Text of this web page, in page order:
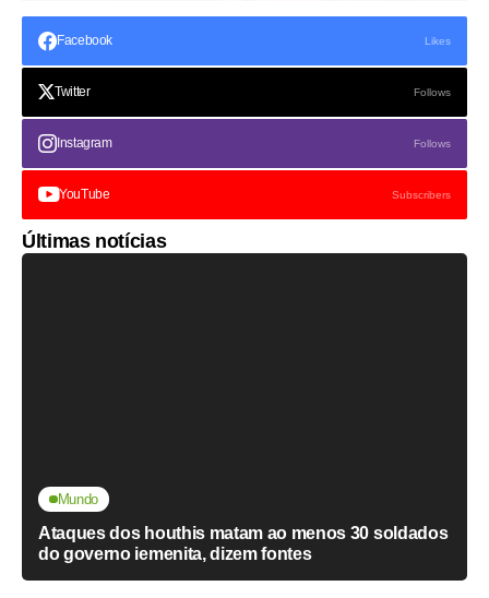
Facebook Likes
Twitter Follows
Instagram Follows
YouTube Subscribers
Últimas notícias
Mundo
Ataques dos houthis matam ao menos 30 soldados
do governo iemenita, dizem fontes